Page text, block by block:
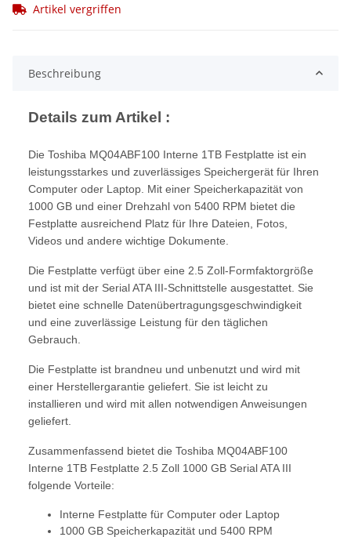
Artikel vergriffen
Beschreibung
Details zum Artikel :
Die Toshiba MQ04ABF100 Interne 1TB Festplatte ist ein
leistungsstarkes und zuverlässiges Speichergerät für Ihren
Computer oder Laptop. Mit einer Speicherkapazität von
1000 GB und einer Drehzahl von 5400 RPM bietet die
Festplatte ausreichend Platz für Ihre Dateien, Fotos,
Videos und andere wichtige Dokumente.
Die Festplatte verfügt über eine 2.5 Zoll-Formfaktorgröße
und ist mit der Serial ATA III-Schnittstelle ausgestattet. Sie
bietet eine schnelle Datenübertragungsgeschwindigkeit
und eine zuverlässige Leistung für den täglichen
Gebrauch.
Die Festplatte ist brandneu und unbenutzt und wird mit
einer Herstellergarantie geliefert. Sie ist leicht zu
installieren und wird mit allen notwendigen Anweisungen
geliefert.
Zusammenfassend bietet die Toshiba MQ04ABF100
Interne 1TB Festplatte 2.5 Zoll 1000 GB Serial ATA III
folgende Vorteile:
Interne Festplatte für Computer oder Laptop
1000 GB Speicherkapazität und 5400 RPM